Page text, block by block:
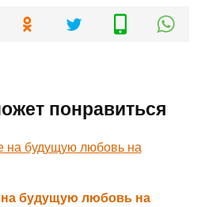
понравиться
на будущую любовь на